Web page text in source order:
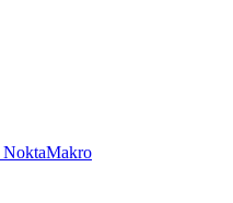
NoktaMakro